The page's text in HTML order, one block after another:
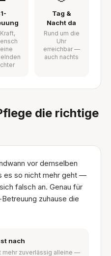
Tag &
Nacht da
Rund um die
Uhr
erreichbar —
auch nachts
die richtige
vor demselben
es so nicht mehr geht —
falsch an. Genau für
zuhause die
nach
mehr zuverlässig alleine —